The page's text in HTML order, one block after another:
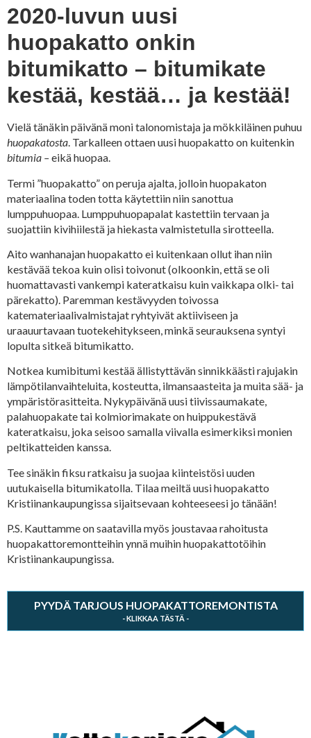
2020-luvun uusi
huopakatto onkin
bitumikatto – bitumikate
kestää, kestää… ja kestää!
Vielä tänäkin päivänä moni talonomistaja ja mökkiläinen puhuu
huopakatosta. Tarkalleen ottaen uusi huopakatto on kuitenkin
bitumia –eikä huopaa.
Termi ”huopakatto” on peruja ajalta, jolloin huopakaton
materiaalina toden totta käytettiin niin sanottua
lumppuhuopaa. Lumppuhuopapalat kastettiin tervaan ja
suojattiin kivihiilestä ja hiekasta valmistetulla sirotteella.
Aito wanhanajan huopakatto ei kuitenkaan ollut ihan niin
kestävää tekoa kuin olisi toivonut (olkoonkin, että se oli
huomattavasti vankempi kateratkaisu kuin vaikkapa olki- tai
pärekatto). Paremman kestävyyden toivossa
katemateriaalivalmistajat ryhtyivät aktiiviseen ja
uraauurtavaan tuotekehitykseen, minkä seurauksena syntyi
lopulta sitkeä bitumikatto.
Notkea kumibitumi kestää ällistyttävän sinnikkäästi rajujakin
lämpötilanvaihteluita, kosteutta, ilmansaasteita ja muita sää- ja
ympäristörasitteita. Nykypäivänä uusi tiivissaumakate,
palahuopakate tai kolmiorimakate on huippukestävä
kateratkaisu, joka seisoo samalla viivalla esimerkiksi monien
peltikatteiden kanssa.
Tee sinäkin fiksu ratkaisu ja suojaa kiinteistösi uuden
uutukaisella bitumikatolla. Tilaa meiltä uusi huopakatto
Kristiinankaupungissa sijaitsevaan kohteeseesi jo tänään!
P.S. Kauttamme on saatavilla myös joustavaa rahoitusta
huopakattoremontteihin ynnä muihin huopakattotöihin
Kristiinankaupungissa.
PYYDÄ TARJOUS HUOPAKATTOREMONTISTA